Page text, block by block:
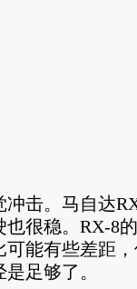
击。马自达
很稳。RX-8
可能有些差距
足够了。